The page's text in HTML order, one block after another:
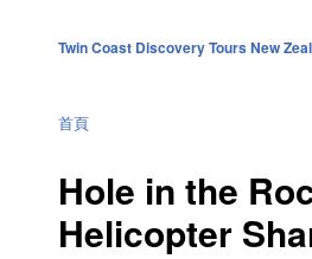
Twin Coast Discovery Tours New
首頁
Hole in the
Helicopter